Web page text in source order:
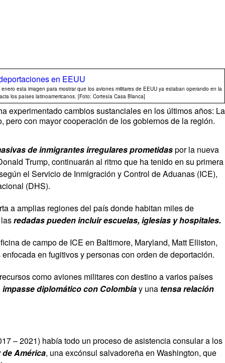
esta imagen para mostrar que los aviones militares de EEUU ya estaban operando en la
los países latinoamericanos. [Foto: Cortesía Casa Blanca]
experimentado cambios sustanciales en los últimos años: La
con mayor cooperación de los gobiernos de la región.
de inmigrantes irregulares prometidaspor la nueva
Trump, continuarán al ritmo que ha tenido en su primera
el Servicio de Inmigración y Control de Aduanas (ICE),
(DHS).
a amplias regiones del país donde habitan miles de
redadas pueden incluir escuelas, iglesias y hospitales.
de campo de ICE en Baltimore, Maryland, Matt Elliston,
en fugitivos y personas con orden de deportación.
como aviones militares con destino a varios países
impasse diplomático con Colombiay una tensa relación
– 2021) había todo un proceso de asistencia consular a los
de América, una excónsul salvadoreña en Washington, que